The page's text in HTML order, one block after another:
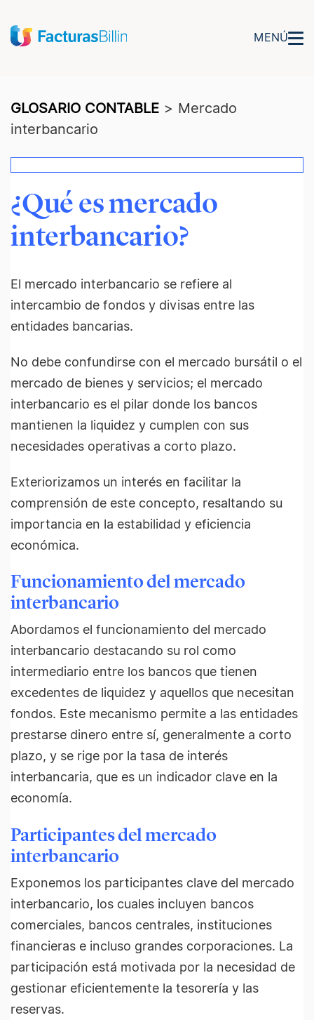
MENÚ
GLOSARIO CONTABLE > Mercado
interbancario
¿Qué es mercado
interbancario?
El mercado interbancario se refiere al
intercambio de fondos y divisas entre las
entidades bancarias.
No debe confundirse con el mercado bursátil o el
mercado de bienes y servicios; el mercado
interbancario es el pilar donde los bancos
mantienen la liquidez y cumplen con sus
necesidades operativas a corto plazo.
Exteriorizamos un interés en facilitar la
comprensión de este concepto, resaltando su
importancia en la estabilidad y eficiencia
económica.
Funcionamiento del mercado
interbancario
Abordamos el funcionamiento del mercado
interbancario destacando su rol como
intermediario entre los bancos que tienen
excedentes de liquidez y aquellos que necesitan
fondos. Este mecanismo permite a las entidades
prestarse dinero entre sí, generalmente a corto
plazo, y se rige por la tasa de interés
interbancaria, que es un indicador clave en la
economía.
Participantes del mercado
interbancario
Exponemos los participantes clave del mercado
interbancario, los cuales incluyen bancos
comerciales, bancos centrales, instituciones
financieras e incluso grandes corporaciones. La
participación está motivada por la necesidad de
gestionar eficientemente la tesorería y las
reservas.